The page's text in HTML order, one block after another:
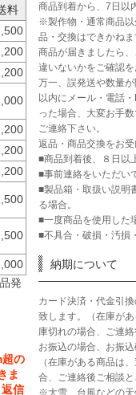
料
発
の
ま
信
商品到着から、7日以
※製作物・通常商品以
品・交換はできかねま
商品が届きましたら
違いないかをご確認を
万一、誤発送や数量
以内にメール・電話
った場合、大変お手
ご連絡下さい。
返品・商品交換をお
■商品到着後、８日以
■事前連絡をいただい
■製品箱・取扱い説明
る場合。
■一度商品を使用した
■不具合・破損・汚損
納期について
カード決済・代金引
致します。（在庫が
庫切れの場合、ご連
お振込の場合、お振
（在庫がある商品は
合、ご連絡後ご相談と
※大雪、台風などの天